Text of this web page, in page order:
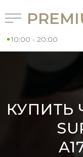
10:00 - 20:00
КУПИТЬ